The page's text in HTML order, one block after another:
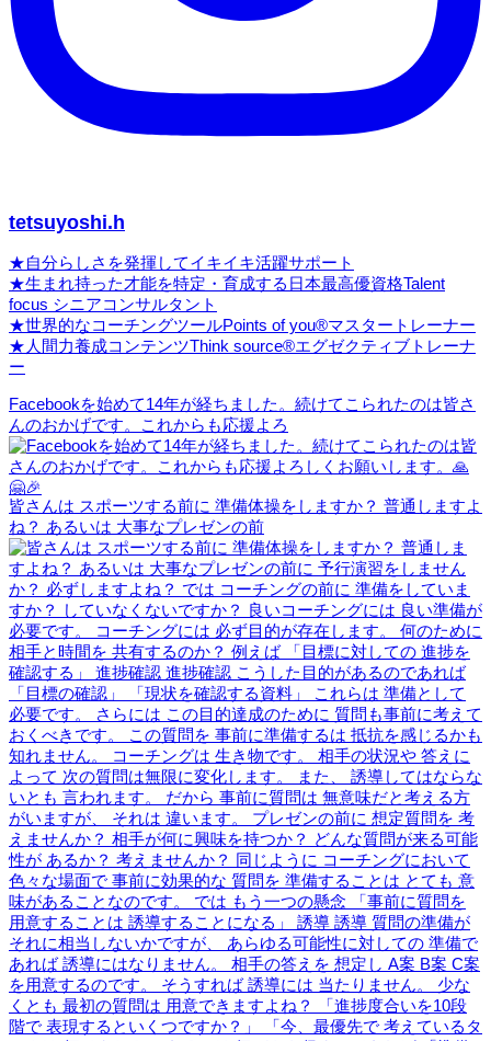
tetsuyoshi.h
★自分らしさを発揮してイキイキ活躍サポート
★生まれ持った才能を特定・育成する日本最高優資格Talent
focus シニアコンサルタント
★世界的なコーチングツールPoints of you®マスタートレーナー
★人間力養成コンテンツThink source®エグゼクティブトレーナ
ー
Facebookを始めて14年が経ちました。続けてこられたのは皆さ
んのおかげです。これからも応援よろ
皆さんは スポーツする前に 準備体操をしますか？ 普通しますよ
ね？ あるいは 大事なプレゼンの前